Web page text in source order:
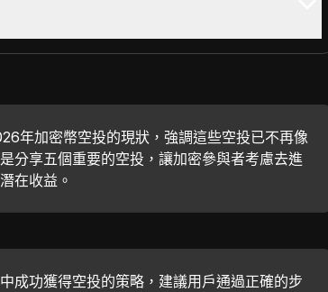
年加密幣空投的現狀，強調這些空投已不再像
分享五個重要的空投，讓加密參與者考慮去進
在收益。
成功獲得空投的策略，建議用戶通過正確的步